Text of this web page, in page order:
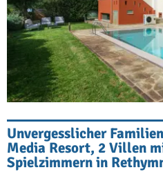
Unvergesslicher
Media Resort, 2 Villen
Spielzimmern in